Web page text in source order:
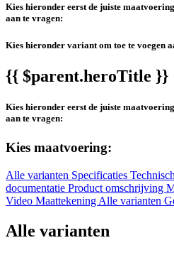
Kies hieronder eerst de juiste
aan te vragen:
Kies hieronder variant om toe te voegen
{{ $parent.heroTitle }}
Kies hieronder eerst de juiste
aan te vragen:
Kies maatvoering:
Alle varianten Specificaties
documentatie Product omschrijving
Video Maattekening Alle varianten
Alle varianten